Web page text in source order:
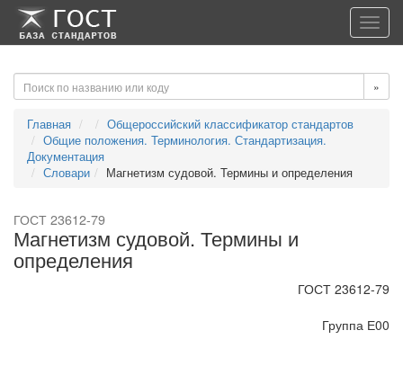
-->-->
»
Главная
Общероссийский классификатор стандартов
Общие положения. Терминология. Стандартизация.
Документация
Словари
Магнетизм судовой. Термины и определения
ГОСТ 23612-79
Магнетизм судовой. Термины и
определения
ГОСТ 23612-79
Группа Е00